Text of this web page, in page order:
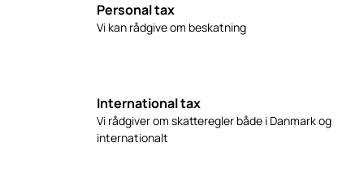
Personal tax
Vi kan rådgive om beskatning
International tax
Vi rådgiver om skatteregler både i Danmark og
internationalt